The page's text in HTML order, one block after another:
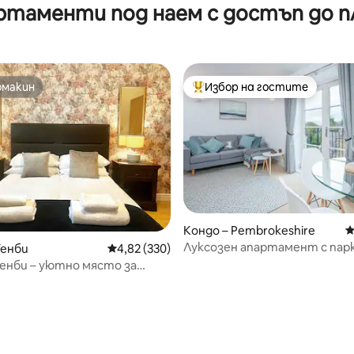
под наем с достъп до
Средна оценка: 4,82 от 5, 330 отзива
4,82 (330)
– уютно място за
Най-популярен избор на
Избор на гостите
Кондо – Pembrokeshire
Луксозен апартамент с